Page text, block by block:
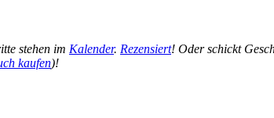
stehen im Kalender. Rezensiert! Oder schickt
kaufen)!